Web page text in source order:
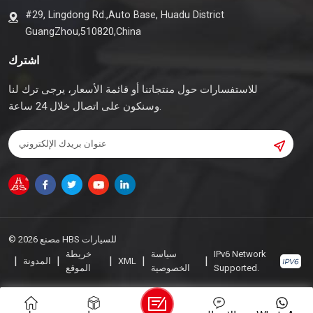
#29, Lingdong Rd.,Auto Base, Huadu District
GuangZhou,510820,China
اشترك
للاستفسارات حول منتجاتنا أو قائمة الأسعار، يرجى ترك لنا
وسنكون على اتصال خلال 24 ساعة.
© 2026 مصنع HBS للسيارات
| المدونة |
خريطة
الموقع
| XML |
سياسة
الخصوصية
|
IPv6 Network
Supported.